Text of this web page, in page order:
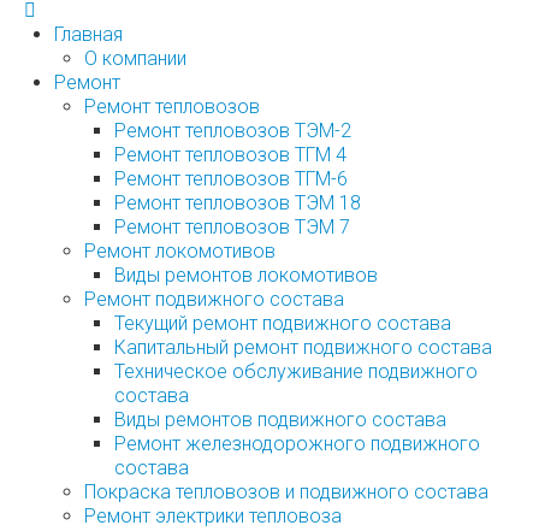
Главная
О компании
Ремонт
Ремонт тепловозов
Ремонт тепловозов ТЭМ-2
Ремонт тепловозов ТГМ 4
Ремонт тепловозов ТГМ-6
Ремонт тепловозов ТЭМ 18
Ремонт тепловозов ТЭМ 7
Ремонт локомотивов
Виды ремонтов локомотивов
Ремонт подвижного состава
Текущий ремонт подвижного состава
Капитальный ремонт подвижного состава
Техническое обслуживание подвижного
состава
Виды ремонтов подвижного состава
Ремонт железнодорожного подвижного
состава
Покраска тепловозов и подвижного состава
Ремонт электрики тепловоза